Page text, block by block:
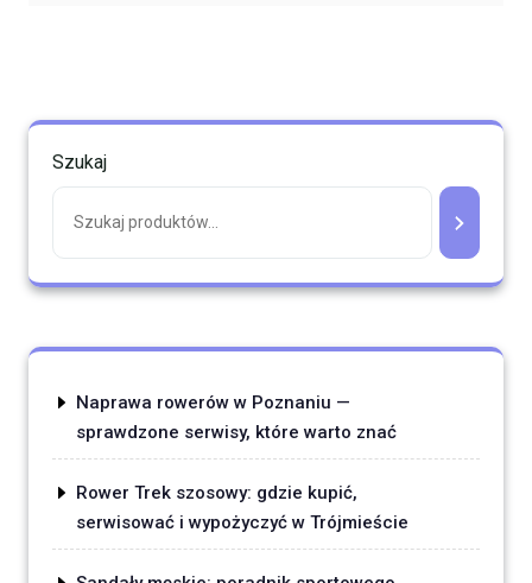
Szukaj
Naprawa rowerów w Poznaniu —
sprawdzone serwisy, które warto znać
Rower Trek szosowy: gdzie kupić,
serwisować i wypożyczyć w Trójmieście